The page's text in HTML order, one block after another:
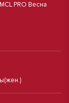
PRO Весна